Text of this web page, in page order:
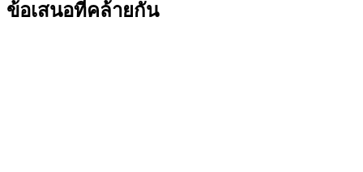
ข้อเสนอที่คล้ายกัน